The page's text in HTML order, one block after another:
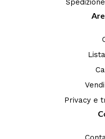
Privacy e